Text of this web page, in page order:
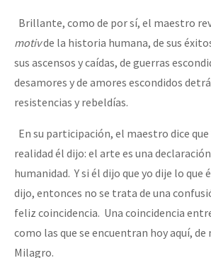
Brillante, como de por sí, el maestro
motivde la historia humana, de sus
sus ascensos y caídas, de guerras
desamores y de amores escondidos
resistencias y rebeldías.
En su participación, el maestro dice que
realidad él dijo: el arte es una
humanidad. Y si él dijo que yo dije lo que
dijo, entonces no se trata de una
feliz coincidencia. Una coincidencia
como las que se encuentran hoy aquí,
Milagro.